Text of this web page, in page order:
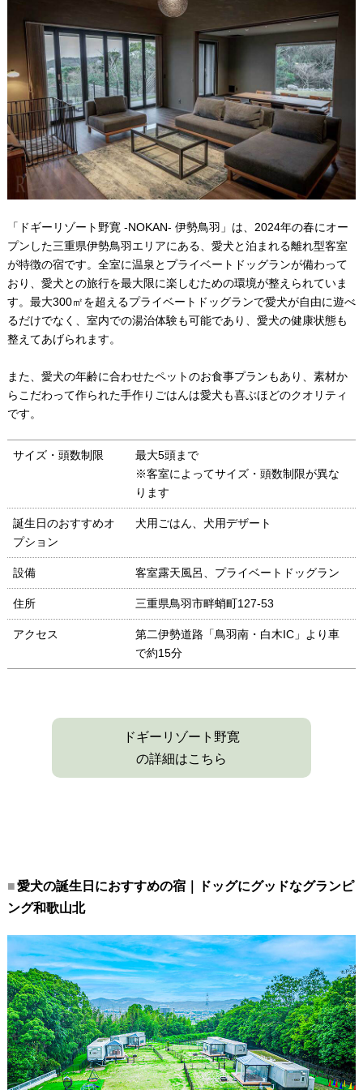
「ドギーリゾート野寛 -NOKAN- 伊勢鳥羽」は、2024年の春にオー
プンした三重県伊勢鳥羽エリアにある、愛犬と泊まれる離れ型客室
が特徴の宿です。全室に温泉とプライベートドッグランが備わって
おり、愛犬との旅行を最大限に楽しむための環境が整えられていま
す。最大300㎡を超えるプライベートドッグランで愛犬が自由に遊べ
るだけでなく、室内での湯治体験も可能であり、愛犬の健康状態も
整えてあげられます。
また、愛犬の年齢に合わせたペットのお食事プランもあり、素材か
らこだわって作られた手作りごはんは愛犬も喜ぶほどのクオリティ
です。
サイズ・頭数制限
最大5頭まで
※客室によってサイズ・頭数制限が異な
ります
誕生日のおすすめオ
プション
犬用ごはん、犬用デザート
設備 客室露天風呂、プライベートドッグラン
住所 三重県鳥羽市畔蛸町127-53
アクセス
第二伊勢道路「鳥羽南・白木IC」より車
で約15分
ドギーリゾート野寛
の詳細はこちら
愛犬の誕生日におすすめの宿｜ドッグにグッドなグランピ
ング和歌山北